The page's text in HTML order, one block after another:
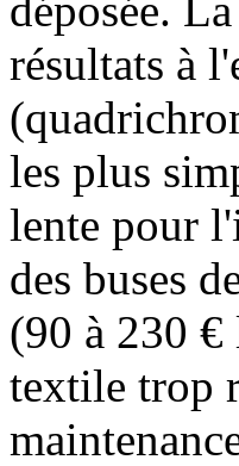
résultats à
les plus
lente pour
des buses
(90 à 230 €
textile trop